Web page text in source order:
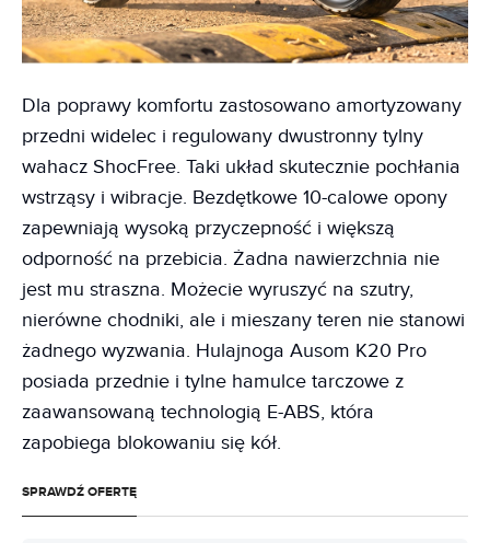
Dla poprawy komfortu zastosowano amortyzowany
przedni widelec i regulowany dwustronny tylny
wahacz ShocFree. Taki układ skutecznie pochłania
wstrząsy i wibracje. Bezdętkowe 10-calowe opony
zapewniają wysoką przyczepność i większą
odporność na przebicia. Żadna nawierzchnia nie
jest mu straszna. Możecie wyruszyć na szutry,
nierówne chodniki, ale i mieszany teren nie stanowi
żadnego wyzwania. Hulajnoga Ausom K20 Pro
posiada przednie i tylne hamulce tarczowe z
zaawansowaną technologią E-ABS, która
zapobiega blokowaniu się kół.
SPRAWDŹ OFERTĘ